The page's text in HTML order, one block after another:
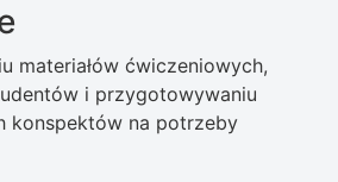
materiałów ćwiczeniowych,
i przygotowywaniu
konspektów na potrzeby